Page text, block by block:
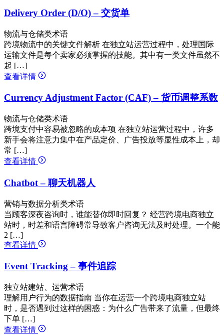
Delivery Order (D/O) – 交货单
物流与仓储类术语
跨境物流中的关键文件解析 在独立站运营过程中，处理国际
运输文件是每个卖家必须掌握的技能。其中有一类文件虽然不
起 […]
查看详情
Currency Adjustment Factor (CAF) – 货币调整系数
物流与仓储类术语
跨境支付中容易被忽略的成本项 在独立站运营过程中，许多
新手会将注意力集中在产品定价、广告投放等显性成本上，却
常 […]
查看详情
Chatbot – 聊天机器人
营销与数据分析类术语
当顾客深夜咨询时，谁能替你即时回复？ 经营跨境电商独立
站时，时差和语言障碍常导致客户咨询无法及时处理。一个能
2 […]
查看详情
Event Tracking – 事件追踪
独立站建站、运营术语
理解用户行为的数据指南 当你在运营一个跨境电商独立站
时，是否遇到过这样的困惑：为什么广告带来了流量，但最终
下单 […]
查看详情